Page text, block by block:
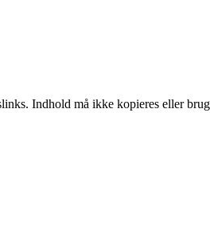
Indhold må ikke kopieres eller